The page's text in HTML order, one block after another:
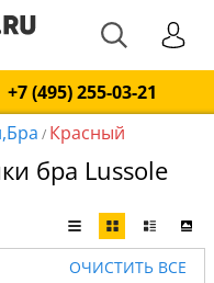
+7 (495) 255-03-21
/ Красный
бра Lussole
ОЧИСТИТЬ ВСЕ